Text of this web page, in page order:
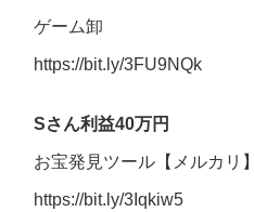
ゲーム卸
https://bit.ly/3FU9NQk
Sさん利益40万円
お宝発見ツール【メルカリ】
https://bit.ly/3Iqkiw5